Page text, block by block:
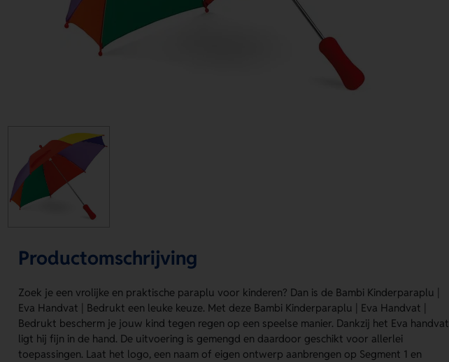
Productomschrijving
Zoek je een vrolijke en praktische paraplu voor kinderen? Dan is de Bambi Kinderparaplu |
Eva Handvat | Bedrukt een leuke keuze. Met deze Bambi Kinderparaplu | Eva Handvat |
Bedrukt bescherm je jouw kind tegen regen op een speelse manier. Dankzij het Eva handvat
ligt hij fijn in de hand. De uitvoering is gemengd en daardoor geschikt voor allerlei
toepassingen. Laat het logo, een naam of eigen ontwerp aanbrengen op Segment 1 en